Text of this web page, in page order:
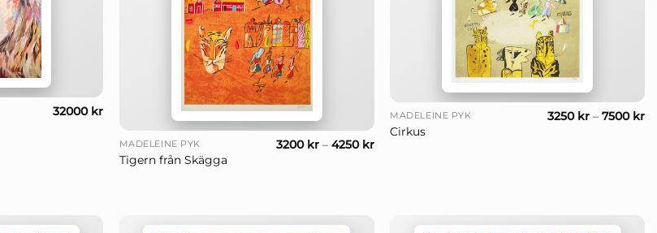
32000 kr
MADELEINE PYK
Tigern från Skägga
3200 kr– 4250 kr
MADELEINE PYK
Cirkus
3250 kr –7500 kr